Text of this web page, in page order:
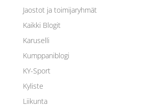
Jaostot ja toimijaryhmät
Kaikki Blogit
Karuselli
Kumppaniblogi
KY-Sport
Kyliste
Liikunta